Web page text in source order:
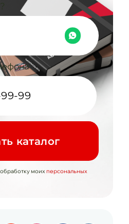
каталог
моих персональных